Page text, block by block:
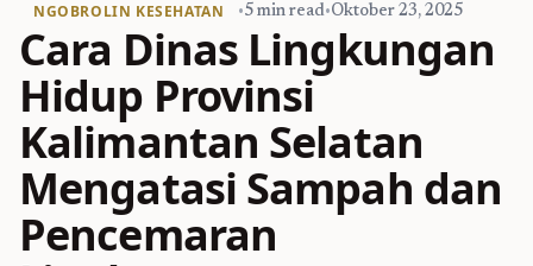
NGOBROLIN KESEHATAN •5 min read•Oktober 23, 2025
Cara Dinas Lingkungan
Hidup Provinsi
Kalimantan Selatan
Mengatasi Sampah dan
Pencemaran